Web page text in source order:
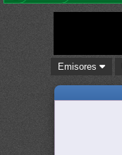
Emisores